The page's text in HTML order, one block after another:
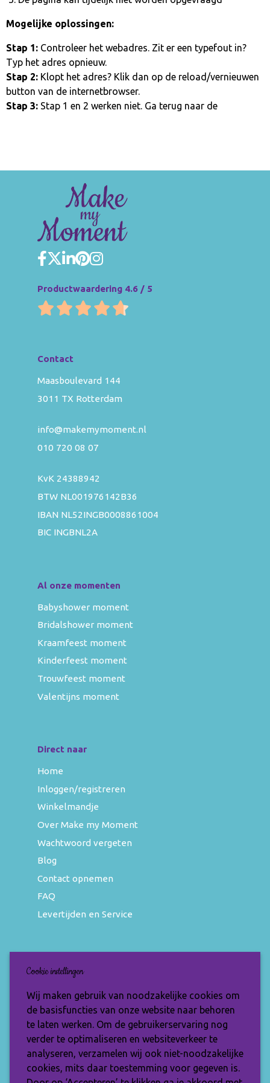
Mogelijke oplossingen:
Stap 1: Controleer het webadres. Zit er een typefout in?
Typ het adres opnieuw.
Stap 2: Klopt het adres? Klik dan op de reload/vernieuwen
button van de internetbrowser.
Stap 3: Stap 1 en 2 werken niet. Ga terug naar de
Productwaardering 4.6 / 5
Contact
Maasboulevard 144
3011 TX Rotterdam
info@makemymoment.nl
010 720 08 07
KvK 24388942
BTW NL001976142B36
IBAN NL52INGB0008861004
BIC INGBNL2A
Al onze momenten
Babyshower moment
Bridalshower moment
Kraamfeest moment
Kinderfeest moment
Trouwfeest moment
Valentijns moment
Direct naar
Home
Inloggen/registreren
Winkelmandje
Over Make my Moment
Wachtwoord vergeten
Blog
Contact opnemen
FAQ
Levertijden en Service
Nieuwsbrief
Wil jij op de hoogte blijven van de nieuwste
items en speciale aanbiedingen? Vul je e-
mailadres dan in en ontvang de Make My
Moment nieuwsbrief.
Cookie instellingen
Wij maken gebruik van noodzakelijke cookies om
de basisfuncties van onze website naar behoren
te laten werken. Om de gebruikerservaring nog
verder te optimaliseren en websiteverkeer te
analyseren, verzamelen wij ook niet-noodzakelijke
cookies, mits daar toestemming voor gegeven is.